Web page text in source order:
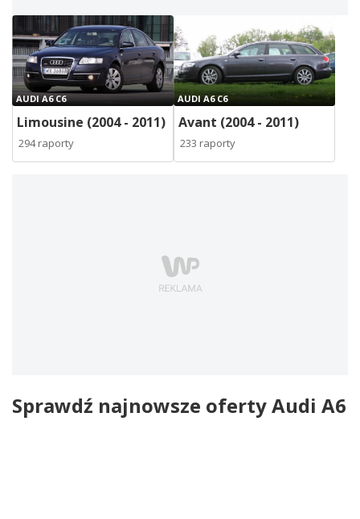
AUDI A6 C6
Limousine (2004 - 2011)
294 raporty
AUDI A6 C6
Avant (2004 - 2011)
233 raporty
Sprawdź najnowsze oferty Audi A6